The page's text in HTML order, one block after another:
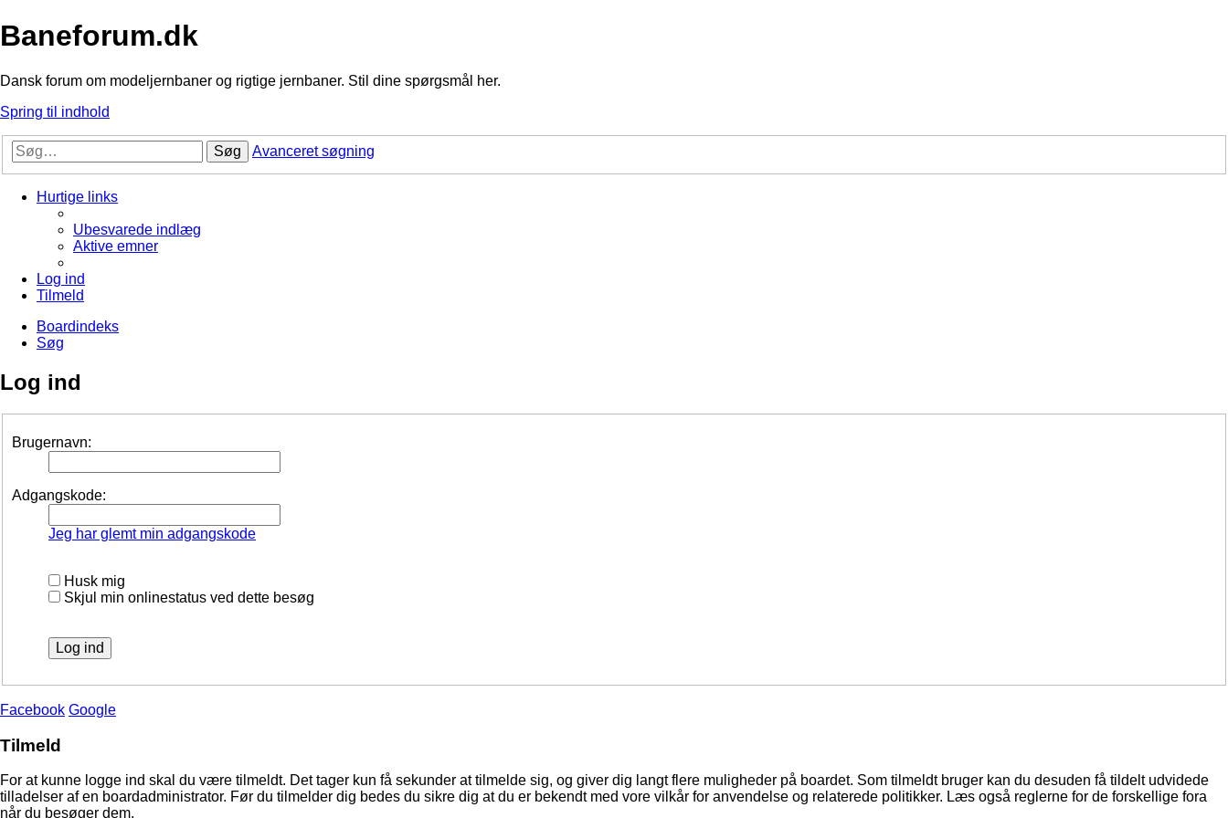
Baneforum.dk
Dansk forum om modeljernbaner og rigtige jernbaner. Stil dine spørgsmål her.
Spring til indhold
Søg Avanceret søgning
Hurtige links
Ubesvarede indlæg
Aktive emner
Log ind
Tilmeld
Boardindeks
Søg
Log ind
Brugernavn:
Adgangskode:
Jeg har glemt min adgangskode
Husk mig
Skjul min onlinestatus ved dette besøg
Facebook Google
Tilmeld
For at kunne logge ind skal du være tilmeldt. Det tager kun få sekunder at tilmelde sig, og giver dig langt flere muligheder på boardet. Som tilmeldt bruger kan du desuden få tildelt udvidede
tilladelser af en boardadministrator. Før du tilmelder dig bedes du sikre dig at du er bekendt med vore vilkår for anvendelse og relaterede politikker. Læs også reglerne for de forskellige fora
når du besøger dem.